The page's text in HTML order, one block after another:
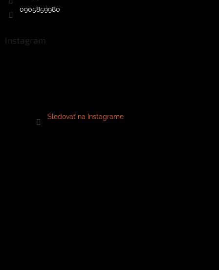
0905859980
Instagram
Sledovať na Instagrame